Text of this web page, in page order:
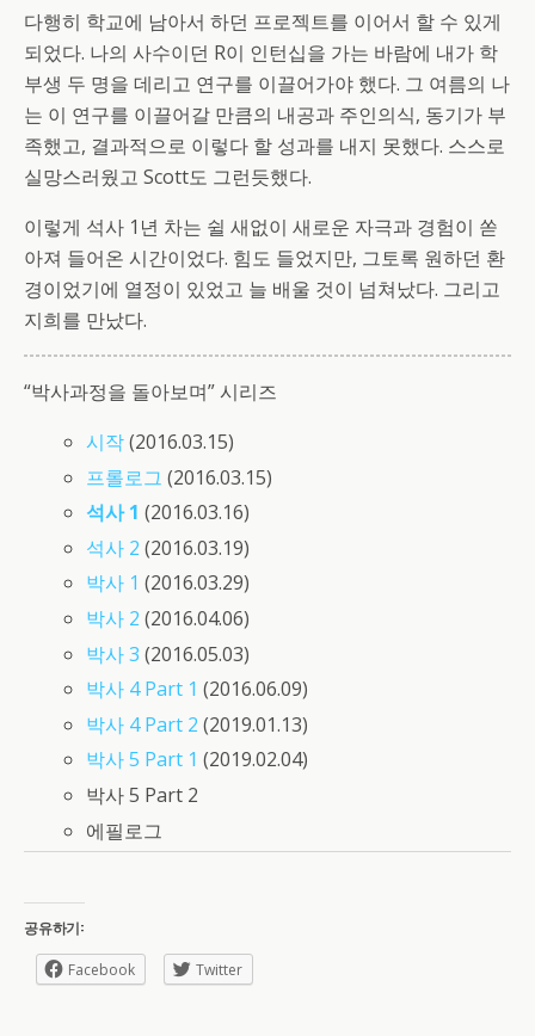
다행히 학교에 남아서 하던 프로젝트를 이어서 할 수 있게
되었다. 나의 사수이던 R이 인턴십을 가는 바람에 내가 학
부생 두 명을 데리고 연구를 이끌어가야 했다. 그 여름의 나
는 이 연구를 이끌어갈 만큼의 내공과 주인의식, 동기가 부
족했고, 결과적으로 이렇다 할 성과를 내지 못했다. 스스로
실망스러웠고 Scott도 그런듯했다.
이렇게 석사 1년 차는 쉴 새없이 새로운 자극과 경험이 쏟
아져 들어온 시간이었다. 힘도 들었지만, 그토록 원하던 환
경이었기에 열정이 있었고 늘 배울 것이 넘쳐났다. 그리고
지희를 만났다.
“박사과정을 돌아보며” 시리즈
시작(2016.03.15)
프롤로그 (2016.03.15)
석사 1 (2016.03.16)
석사 2 (2016.03.19)
박사 1 (2016.03.29)
박사 2 (2016.04.06)
박사 3 (2016.05.03)
박사 4 Part 1 (2016.06.09)
박사 4 Part 2 (2019.01.13)
박사 5 Part 1 (2019.02.04)
박사 5 Part 2
에필로그
공유하기:
Facebook Twitter